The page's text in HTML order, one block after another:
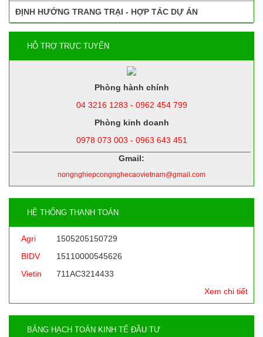
ĐỊNH HƯỚNG TRANG TRẠI - HỢP TÁC DỰ ÁN
HỖ TRỢ TRỰC TUYẾN
Phòng hành chính
04 3216 1283 - 0962 454 799
Phòng kinh doanh
0978 073 003 - 0963 643 451
Gmail:
nongnghiepcongnghecaovietnam@gmail.com
HỆ THỐNG THANH TOÁN
Agri
1505205150729
BIDV
15110000545626
Vietin
711AC3214433
Xem chi tiết
BẢNG HẠCH TOÁN KINH TẾ ĐẦU TƯ